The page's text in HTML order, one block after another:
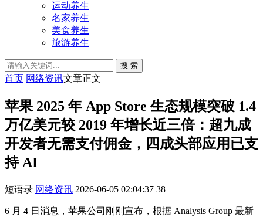
运动养生
名家养生
美食养生
旅游养生
搜 索
首页 网络资讯文章正文
苹果 2025 年 App Store 生态规模突破 1.4
万亿美元较 2019 年增长近三倍：超九成
开发者无需支付佣金，四成头部应用已支
持 AI
短语录 网络资讯 2026-06-05 02:04:37 38
6 月 4 日消息，苹果公司刚刚宣布，根据 Analysis Group 最新